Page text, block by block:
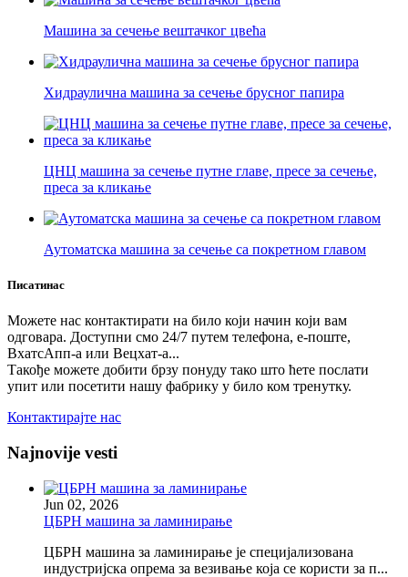
Машина за сечење вештачког цвећа
Хидраулична машина за сечење брусног папира
ЦНЦ машина за сечење путне главе, пресе за сечење,
преса за кликање
Аутоматска машина за сечење са покретном главом
Писатинас
Можете нас контактирати на било који начин који вам
одговара. Доступни смо 24/7 путем телефона, е-поште,
ВхатсАпп-а или Вецхат-а...
Такође можете добити брзу понуду тако што ћете послати
упит или посетити нашу фабрику у било ком тренутку.
Контактирајте нас
Najnovije vesti
Jun 02, 2026
ЦБРН машина за ламинирање
ЦБРН машина за ламинирање је специјализована
индустријска опрема за везивање која се користи за п...